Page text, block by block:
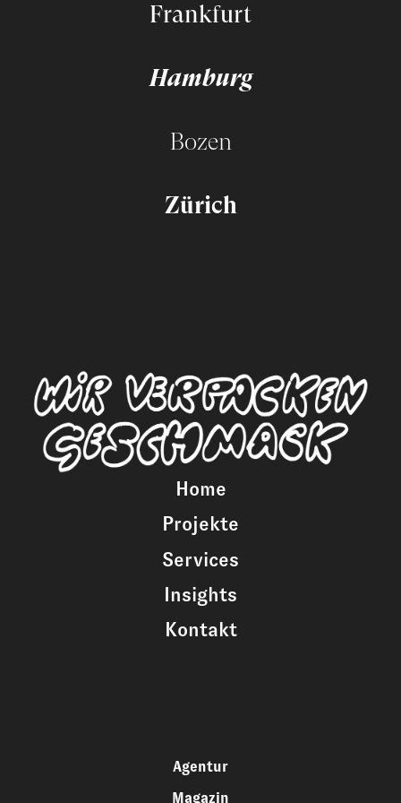
Frankfurt
Hamburg
Bozen
Zürich
Home
Projekte
Services
Insights
Kontakt
Agentur
Magazin